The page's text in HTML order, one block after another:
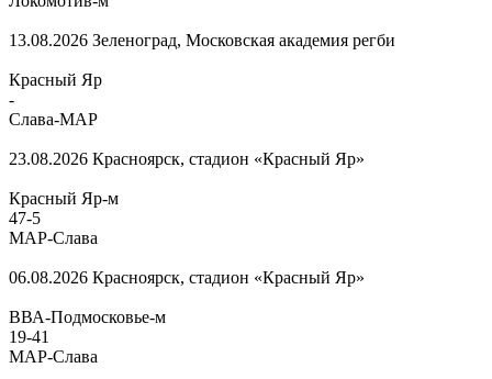
13.08.2026 Зеленоград, Московская академия регби
Красный Яр
-
Слава-МАР
23.08.2026 Красноярск, стадион «Красный Яр»
Красный Яр-м
47-5
МАР-Слава
06.08.2026 Красноярск, стадион «Красный Яр»
ВВА-Подмосковье-м
19-41
МАР-Слава